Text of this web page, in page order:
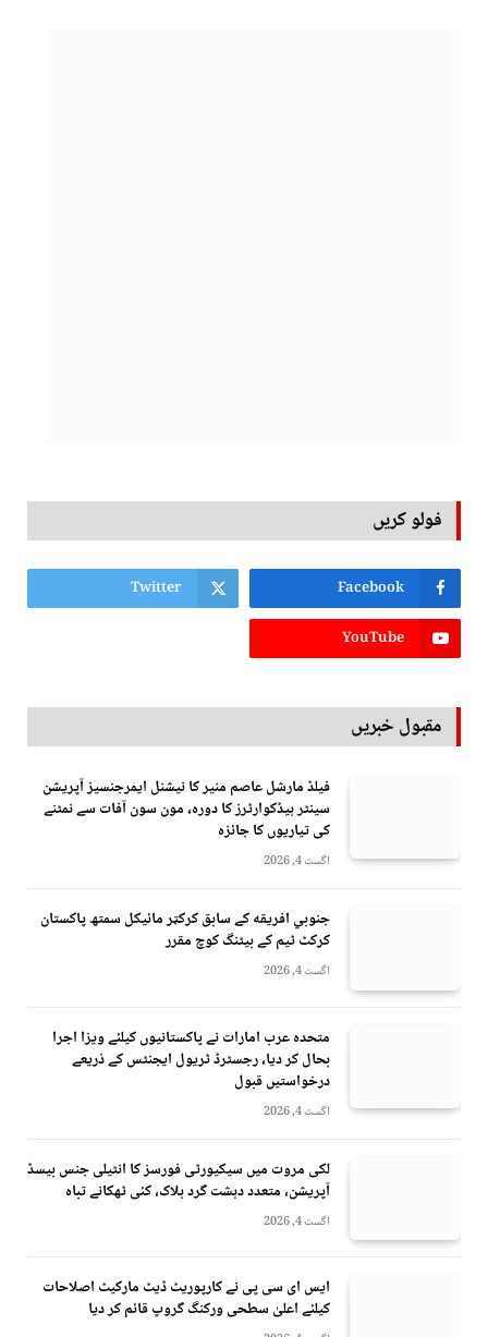
فولو کریں
Facebook
Twitter
YouTube
مقبول خبریں
فیلڈ مارشل عاصم منیر کا نیشنل ایمرجنسیز آپریشن
سینٹر ہیڈکوارٹرز کا دورہ، مون سون آفات سے نمٹنے
کی تیاریوں کا جائزہ
اگست 4, 2026
جنوبي افريقه کے سابق کرکټر مائیکل سمتھ پاکستان
کرکٹ ٹیم کے بیٹنگ کوچ مقرر
اگست 4, 2026
متحدہ عرب امارات نے پاکستانیوں کیلئے ویزا اجرا
بحال کر دیا، رجسٹرڈ ٹریول ایجنٹس کے ذریعے
درخواستیں قبول
اگست 4, 2026
لکی مروت میں سیکیورٹی فورسز کا انٹیلی جنس بیسڈ
آپریشن، متعدد دہشت گرد ہلاک، کئی ٹھکانے تباہ
اگست 4, 2026
ایس ای سی پی نے کارپوریٹ ڈیٹ مارکیٹ اصلاحات
کیلئے اعلیٰ سطحی ورکنگ گروپ قائم کر دیا